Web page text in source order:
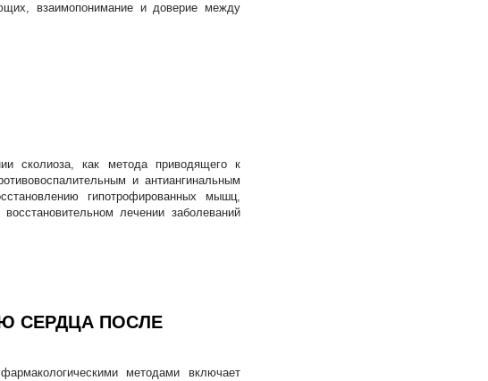
взаимопонимание и доверие между
сколиоза, как метода приводящего к
и антиангинальным
гипотрофированных мышц,
лечении заболеваний
СЕРДЦА ПОСЛЕ
методами включает